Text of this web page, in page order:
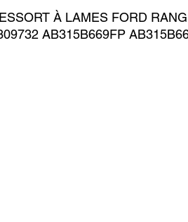
À LAMES FORD
AB315B669FP